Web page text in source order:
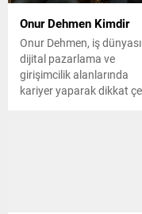
Onur Dehmen Kimdir
Onur Dehmen, iş
dijital pazarlama ve
girişimcilik alanlarında
kariyer yaparak dikkat